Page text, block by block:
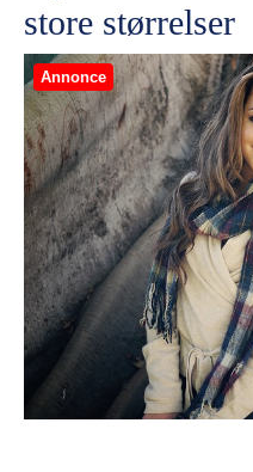
store størrelser
Annonce